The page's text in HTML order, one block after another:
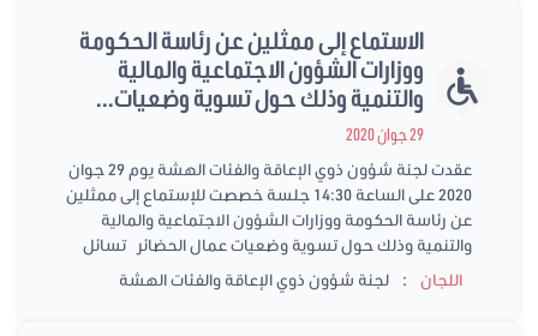
الاستماع إلى ممثلين عن رئاسة الحكومة
ووزارات الشؤون الاجتماعية والمالية
والتنمية وذلك حول تسوية وضعيات...
عقدت لجنة شؤون ذوي الإعاقة والفئات الهشة يوم 29 جوان
2020 على الساعة 14:30 جلسة خصصت للإستماع إلى ممثلين
عن رئاسة الحكومة ووزارات الشؤون الاجتماعية والمالية
والتنمية وذلك حول تسوية وضعيات عمال الحضائر تسائل
اللجان : لجنة شؤون ذوي الإعاقة والفئات الهشة